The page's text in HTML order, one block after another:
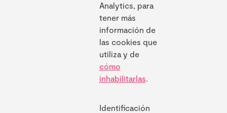
Analytics, para
tener más
información de
las cookies que
utiliza y de
cómo
inhabilitarlas.
Identificación